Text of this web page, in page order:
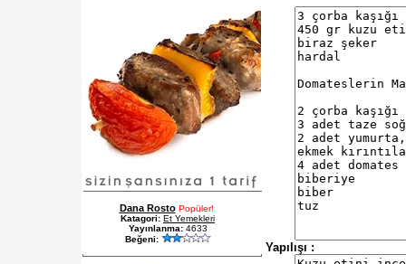
Dana RostoPopüler!
Katagori: Et Yemekleri
Yayınlanma: 4633
Beğeni:
Yapılışı :